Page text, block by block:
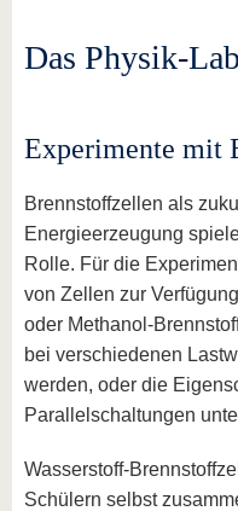
Das Physik-
Experimente mit
Brennstoffzellen als
Energieerzeugung
Rolle. Für die
von Zellen zur
oder Methanol-
bei verschiedenen
werden, oder die
Parallelschaltungen
Wasserstoff-
Schülern selbst